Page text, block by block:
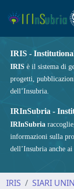
IRIS -
IRIS è il sistema di
progetti,
dell’Insubria.
IRInSubria -
IRInSubria
informazioni sulla
dell’Insubria anche
IRIS SIARI